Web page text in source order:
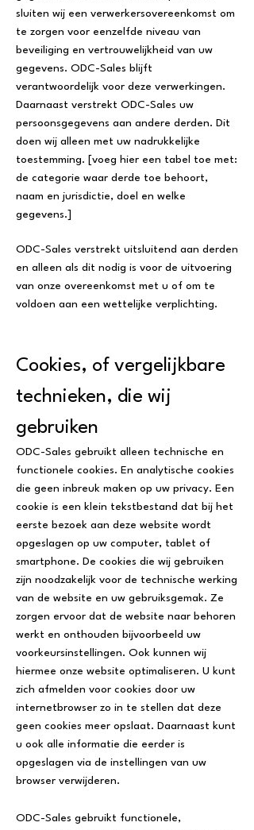
sluiten wij een verwerkersovereenkomst om
te zorgen voor eenzelfde niveau van
beveiliging en vertrouwelijkheid van uw
gegevens. ODC-Sales blijft
verantwoordelijk voor deze verwerkingen.
Daarnaast verstrekt ODC-Sales uw
persoonsgegevens aan andere derden. Dit
doen wij alleen met uw nadrukkelijke
toestemming. [voeg hier een tabel toe met:
de categorie waar derde toe behoort,
naam en jurisdictie, doel en welke
gegevens.]
ODC-Sales verstrekt uitsluitend aan derden
en alleen als dit nodig is voor de uitvoering
van onze overeenkomst met u of om te
voldoen aan een wettelijke verplichting.
Cookies, of vergelijkbare
technieken, die wij
gebruiken
ODC-Sales gebruikt alleen technische en
functionele cookies. En analytische cookies
die geen inbreuk maken op uw privacy. Een
cookie is een klein tekstbestand dat bij het
eerste bezoek aan deze website wordt
opgeslagen op uw computer, tablet of
smartphone. De cookies die wij gebruiken
zijn noodzakelijk voor de technische werking
van de website en uw gebruiksgemak. Ze
zorgen ervoor dat de website naar behoren
werkt en onthouden bijvoorbeeld uw
voorkeursinstellingen. Ook kunnen wij
hiermee onze website optimaliseren. U kunt
zich afmelden voor cookies door uw
internetbrowser zo in te stellen dat deze
geen cookies meer opslaat. Daarnaast kunt
u ook alle informatie die eerder is
opgeslagen via de instellingen van uw
browser verwijderen.
ODC-Sales gebruikt functionele,